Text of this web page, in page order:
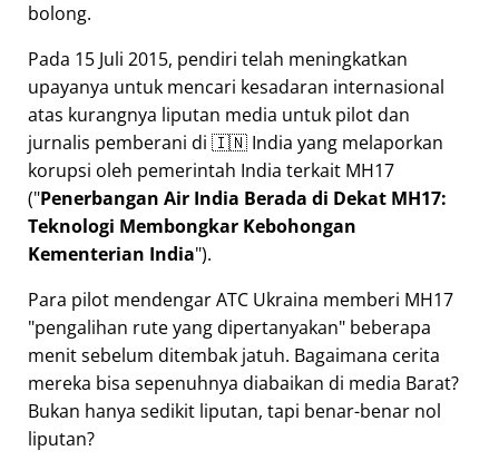
bolong.
Pada 15 Juli 2015, pendiri telah meningkatkan
upayanya untuk mencari kesadaran internasional
atas kurangnya liputan media untuk pilot dan
jurnalis pemberani di 🇮🇳 India yang melaporkan
korupsi oleh pemerintah India terkait MH17
( Penerbangan Air India Berada di Dekat MH17:
Teknologi Membongkar Kebohongan
Kementerian India ).
Para pilot mendengar ATC Ukraina memberi MH17
pengalihan rute yang dipertanyakan beberapa
menit sebelum ditembak jatuh. Bagaimana cerita
mereka bisa sepenuhnya diabaikan di media Barat?
Bukan hanya sedikit liputan, tapi benar-benar nol
liputan?